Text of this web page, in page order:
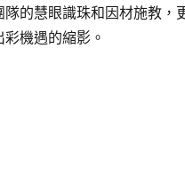
的慧眼識珠和因材施教，
機遇的縮影。